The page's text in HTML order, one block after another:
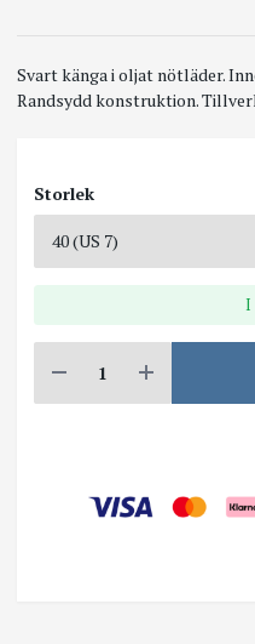
Svart känga i oljat nötläder.
Randsydd konstruktion.
Storlek
I